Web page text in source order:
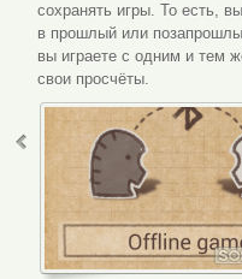
сохранять игры. То есть,
в прошлый или
вы играете с одним и тем
свои просчёты.